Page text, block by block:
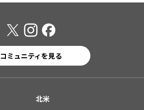
コミュニティを見る
北米